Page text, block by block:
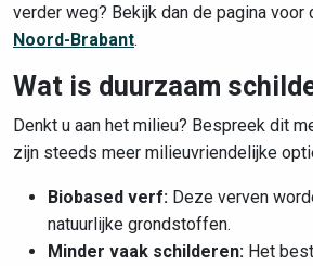
verder weg? Bekijk dan de pagina voor
Noord-Brabant.
Wat is duurzaam
Denkt u aan het milieu? Bespreek dit
zijn steeds meer milieuvriendelijke
Biobased verf: Deze verven
natuurlijke grondstoffen.
Minder vaak schilderen: Het